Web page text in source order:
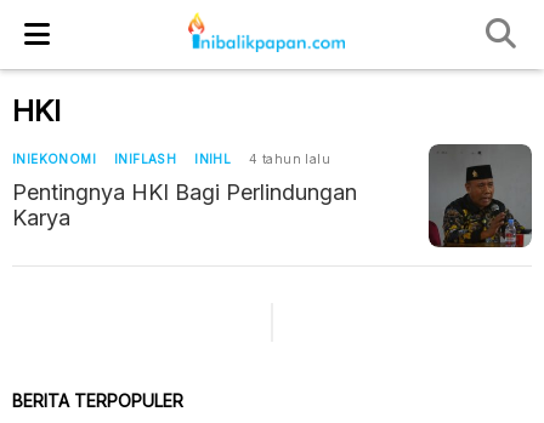
HKI
INIEKONOMI INIFLASH INIHL 4 tahun lalu
Pentingnya HKI Bagi Perlindungan
Karya
BERITA TERPOPULER